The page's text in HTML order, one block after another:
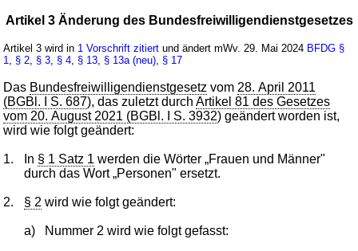
Artikel 3 Änderung des Bundesfreiwilligendienstgesetzes
Artikel 3 wird in 1 Vorschrift zitiert und ändert mWv. 29. Mai 2024 BFDG §
1
§ 2 § 3 § 4 § 13 § 13a (neu) § 17
Das Bundesfreiwilligendienstgesetz vom 28. April 2011
(BGBl. I S. 687), das zuletzt durchArtikel 81 des Gesetzes
vom 20. August 2021 (BGBl. I S. 3932) geändert worden ist,
wird wie folgt geändert:
1. In § 1 Satz 1 werden die Wörter „Frauen und Männer"
durch das Wort „Personen" ersetzt.
2. § 2 wird wie folgt geändert:
a) Nummer 2 wird wie folgt gefasst: